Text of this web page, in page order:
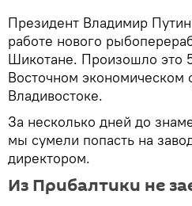
Президент Владимир
работе нового
Шикотане. Произошло это
Восточном
Владивостоке.
За несколько дней до
мы сумели попасть на
директором.
Из Прибалтики не